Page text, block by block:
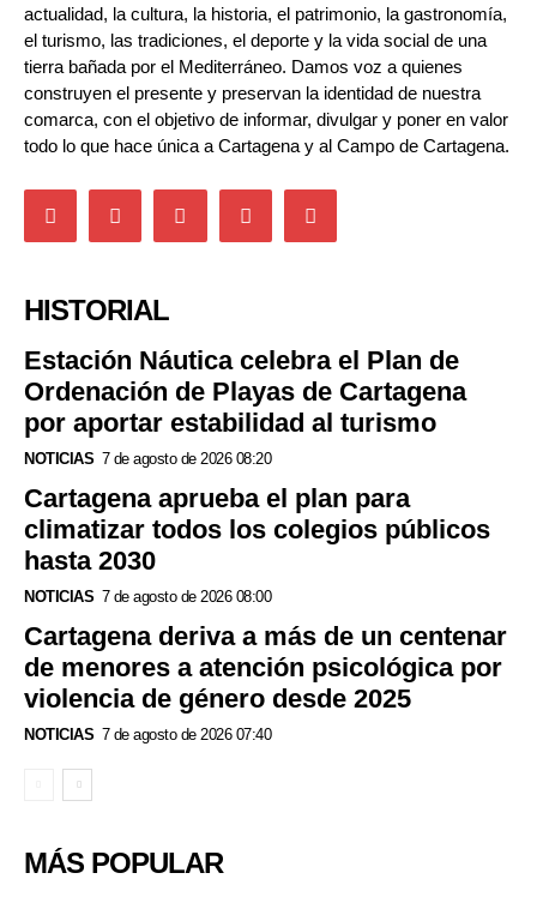
actualidad, la cultura, la historia, el patrimonio, la gastronomía,
el turismo, las tradiciones, el deporte y la vida social de una
tierra bañada por el Mediterráneo. Damos voz a quienes
construyen el presente y preservan la identidad de nuestra
comarca, con el objetivo de informar, divulgar y poner en valor
todo lo que hace única a Cartagena y al Campo de Cartagena.
HISTORIAL
Estación Náutica celebra el Plan de
Ordenación de Playas de Cartagena
por aportar estabilidad al turismo
NOTICIAS 7 de agosto de 2026 08:20
Cartagena aprueba el plan para
climatizar todos los colegios públicos
hasta 2030
NOTICIAS 7 de agosto de 2026 08:00
Cartagena deriva a más de un centenar
de menores a atención psicológica por
violencia de género desde 2025
NOTICIAS 7 de agosto de 2026 07:40
MÁS POPULAR